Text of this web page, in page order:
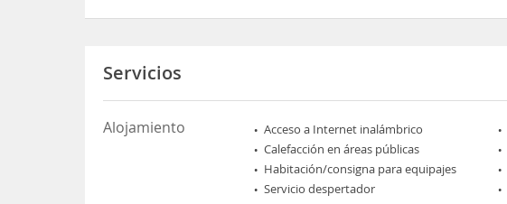
Servicios
Alojamiento Acceso a Internet inalámbrico
Calefacción en áreas públicas
Habitación/consigna para equipajes
Servicio despertador